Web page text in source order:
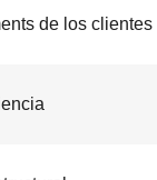
de los clientes